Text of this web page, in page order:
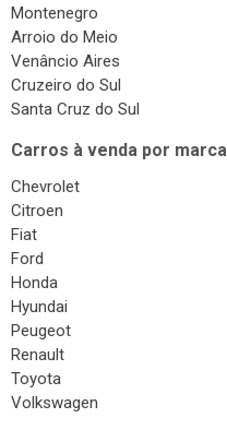
Montenegro
Arroio do Meio
Venâncio Aires
Cruzeiro do Sul
Santa Cruz do Sul
Carros à venda por marca
Chevrolet
Citroen
Fiat
Ford
Honda
Hyundai
Peugeot
Renault
Toyota
Volkswagen